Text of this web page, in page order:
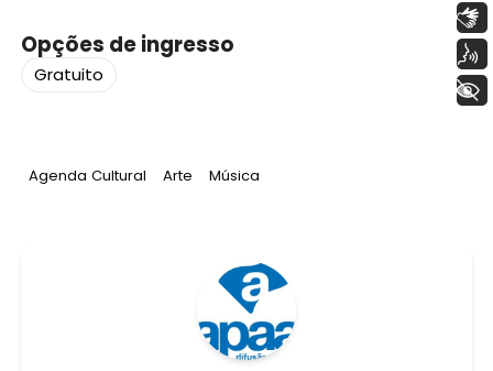
Opções de ingresso
Gratuito
Tag:
Agenda Cultural Tag:
Arte Tag:
Música